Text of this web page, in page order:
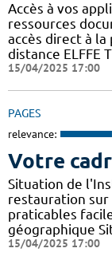
Accès à vos
ressources
accès direct à
distance ELFFE
15/04/2025 17:00
PAGES
relevance:
Votre
Situation de
restauration sur
praticables
géographique
15/04/2025 17:00